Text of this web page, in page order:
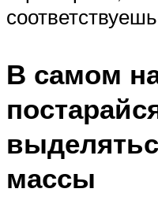
В самом
массы